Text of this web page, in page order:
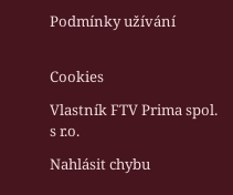
Podmínky užívání
Cookies
Vlastník FTV Prima spol.
s r.o.
Nahlásit chybu